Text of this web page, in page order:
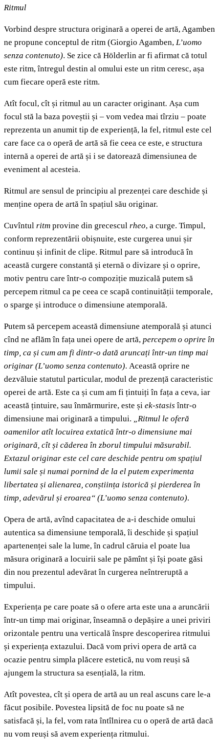
Ritmul
Vorbind despre structura originară a operei de artă, Agamben
ne propune conceptul de ritm (Giorgio Agamben, L’uomo
senza contenuto). Se zice că Hölderlin ar fi afirmat că totul
este ritm, întregul destin al omului este un ritm ceresc, așa
cum fiecare operă este ritm.
Atît focul, cît și ritmul au un caracter originant. Așa cum
focul stă la baza poveștii și – vom vedea mai tîrziu – poate
reprezenta un anumit tip de experiență, la fel, ritmul este cel
care face ca o operă de artă să fie ceea ce este, e structura
internă a operei de artă și i se datorează dimensiunea de
eveniment al acesteia.
Ritmul are sensul de principiu al prezenței care deschide și
menține opera de artă în spațiul său originar.
Cuvîntul ritm provine din grecescul rheo, a curge. Timpul,
conform reprezentării obișnuite, este curgerea unui șir
continuu și infinit de clipe. Ritmul pare să introducă în
această curgere constantă și eternă o divizare și o oprire,
motiv pentru care într-o compoziție muzicală putem să
percepem ritmul ca pe ceea ce scapă continuității temporale,
o sparge și introduce o dimensiune atemporală.
Putem să percepem această dimensiune atemporală și atunci
cînd ne aflăm în fața unei opere de artă, percepem o oprire în
timp, ca și cum am fi dintr-o dată aruncați într-un timp mai
originar (L’uomo senza contenuto). Această oprire ne
dezvăluie statutul particular, modul de prezență caracteristic
operei de artă. Este ca și cum am fi țintuiți în fața a ceva, iar
această țintuire, sau înmărmurire, este și ek-stasisîntr-o
dimensiune mai originară a timpului. „Ritmul le oferă
oamenilor atît locuirea extatică într-o dimensiune mai
originară, cît și căderea în zborul timpului măsurabil.
Extazul originar este cel care deschide pentru om spațiul
lumii sale și numai pornind de la el putem experimenta
libertatea și alienarea, conștiința istorică și pierderea în
timp, adevărul și eroarea“ (L’uomo senza contenuto).
Opera de artă, avînd capacitatea de a-i deschide omului
autentica sa dimensiune temporală, îi deschide și spațiul
apartenenței sale la lume, în cadrul căruia el poate lua
măsura originară a locuirii sale pe pămînt și își poate găsi
din nou prezentul adevărat în curgerea neîntreruptă a
timpului.
Experiența pe care poate să o ofere arta este una a aruncării
într-un timp mai originar, înseamnă o depășire a unei priviri
orizontale pentru una verticală înspre descoperirea ritmului
și experiența extazului. Dacă vom privi opera de artă ca
ocazie pentru simpla plăcere estetică, nu vom reuși să
ajungem la structura sa esențială, la ritm.
Atît povestea, cît și opera de artă au un real ascuns care le-a
făcut posibile. Povestea lipsită de foc nu poate să ne
satisfacă și, la fel, vom rata întîlnirea cu o operă de artă dacă
nu vom reuși să avem experiența ritmului.